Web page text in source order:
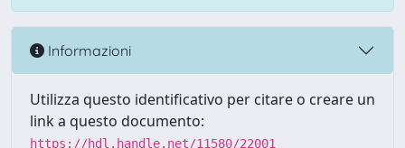
Informazioni
Utilizza questo identificativo per citare o creare un
link a questo documento:
https://hdl.handle.net/11580/22001